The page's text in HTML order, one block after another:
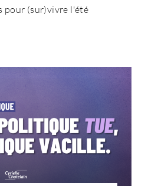
pour (sur)vivre l'été